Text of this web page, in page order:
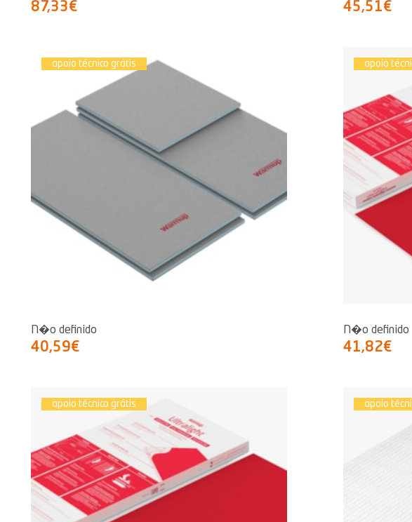
87,33€ 45,51€
apoio técnico grátis
N�o definido
40,59€
apoio
N�o definido
41,82€
apoio técnico grátis apoio